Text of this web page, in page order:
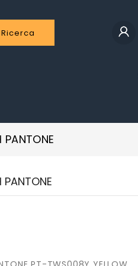
Ricerca
PANTONE
PANTONE